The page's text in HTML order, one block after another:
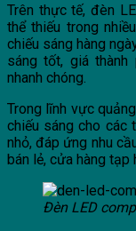
Trên thực tế, đèn
thể thiếu trong
chiếu sáng hàng
sáng tốt, giá
nhanh chóng.
Trong lĩnh vực
chiếu sáng cho các
nhỏ, đáp ứng nhu
bán lẻ, cửa hàng tạp
Đèn LED